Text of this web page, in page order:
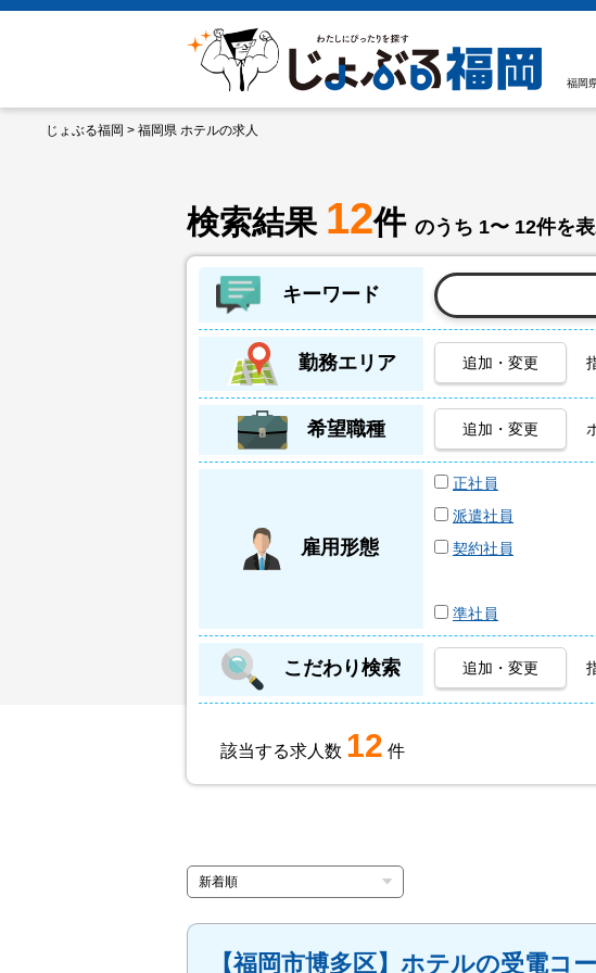
福岡
じょぶる福岡 > 福岡県 ホテルの求人
検索結果 12件 のうち 1〜 12件を
キーワード
勤務エリア 追加・変更
希望職種 追加・変更
雇用形態
正社員
派遣社員
契約社員
準社員
こだわり検索 追加・変更
該当する求人数 12 件
【福岡市博多区】ホテルの受電コ